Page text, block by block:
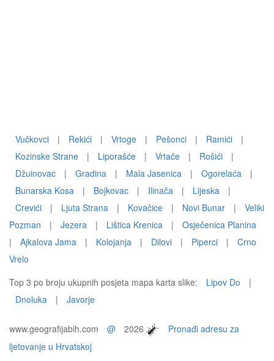
Vučkovci | Rekići | Vrtoge | Pešonci | Ramići
|
Kozinske Strane
| Liporašće | Vrtače | Rošići
|
Džuinovac
| Gradina | Mala Jasenica | Ogorelaća
|
Bunarska Kosa
| Bojkovac | Ilinača | Lijeska
|
Crevići
| Ljuta Strana | Kovačice | Novi Bunar |
Veliki
Pozman
| Jezera | Lištica Krenica |
Osječenica Planina
|
Ajkalova Jama | Kolojanja | Dilovi | Piperci |
Crno
Vrelo
Top 3 po broju ukupnih posjeta mapa karta slike:
Lipov Do
|
Dnoluka
| Javorje
www.geografijabih.com @ 2026
Pronađi adresu za
ljetovanje u Hrvatskoj